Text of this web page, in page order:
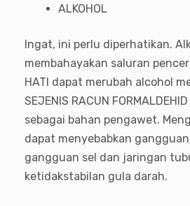
ALKOHOL
Ingat, ini perlu diperhatikan.
membahayakan saluran
HATI dapat merubah alcohol
SEJENIS RACUN
sebagai bahan pengawet.
dapat menyebabkan
gangguan sel dan jaringan
ketidakstabilan gula darah.